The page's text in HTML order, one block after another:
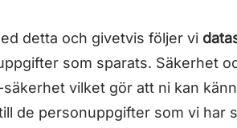
detta och givetvis följer vi
som sparats. Säkerhet
vilket gör att ni kan
de personuppgifter som vi har